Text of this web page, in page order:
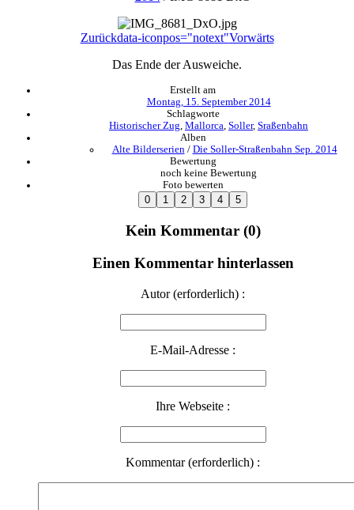
Zurückdata-iconpos="notext"Vorwärts
Das Ende der Ausweiche.
Erstellt am
Montag, 15. September 2014
Schlagworte
Historischer Zug Mallorca Soller, Sraßenbahn
Alben
Alte Bilderserien / Die Soller-Straßenbahn Sep. 2014
Bewertung
noch keine Bewertung
Foto bewerten
Kein Kommentar (0)
Einen Kommentar hinterlassen
Autor (erforderlich) :
E-Mail-Adresse :
Ihre Webseite :
Kommentar (erforderlich) :